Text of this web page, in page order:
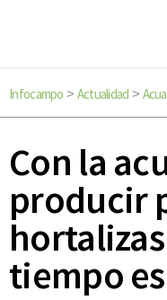
Infocampo > Actualidad >
Con la
producir
tiempo